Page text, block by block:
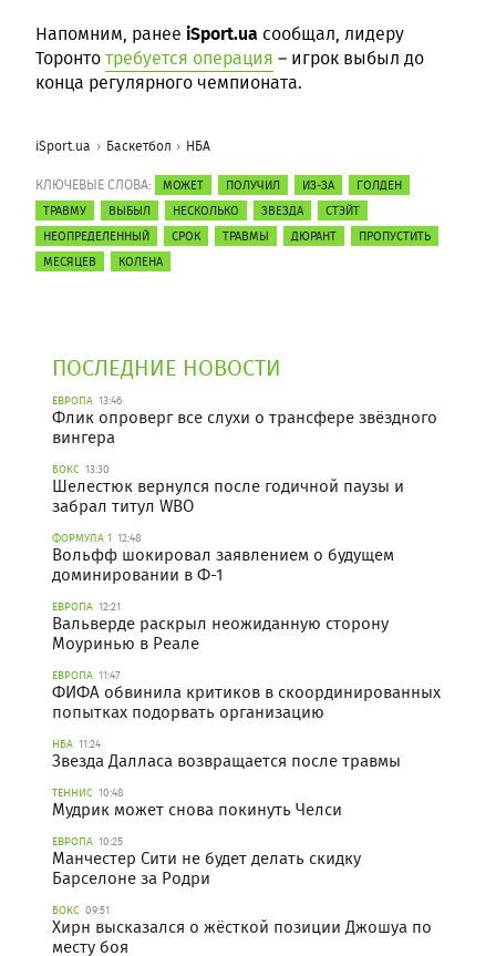
Напомним, ранее iSport.ua сообщал, лидеру
Торонтотребуется операция – игрок выбыл до
конца регулярного чемпионата.
iSport.ua Баскетбол НБА
КЛЮЧЕВЫЕ СЛОВА: МОЖЕТ ПОЛУЧИЛ ИЗ-ЗА
ГОЛДЕН
ТРАВМУ
ВЫБЫЛ НЕСКОЛЬКО ЗВЕЗДА
СТЭЙТ
НЕОПРЕДЕЛЕННЫЙ
СРОК ТРАВМЫ ДЮРАНТ
ПРОПУСТИТЬ
МЕСЯЦЕВ
КОЛЕНА
ПОСЛЕДНИЕ НОВОСТИ
ЕВРОПА 13:46
Флик опроверг все слухи о трансфере звёздного
вингера
БОКС 13:30
Шелестюк вернулся после годичной паузы и
забрал титул WBO
ФОРМУЛА 1 12:48
Вольфф шокировал заявлением о будущем
доминировании в Ф-1
ЕВРОПА 12:21
Вальверде раскрыл неожиданную сторону
Моуринью в Реале
ЕВРОПА 11:47
ФИФА обвинила критиков в скоординированных
попытках подорвать организацию
НБА 11:24
Звезда Далласа возвращается после травмы
ТЕННИС 10:48
Мудрик может снова покинуть Челси
ЕВРОПА 10:25
Манчестер Сити не будет делать скидку
Барселоне за Родри
БОКС 09:51
Хирн высказался о жёсткой позиции Джошуа по
месту боя